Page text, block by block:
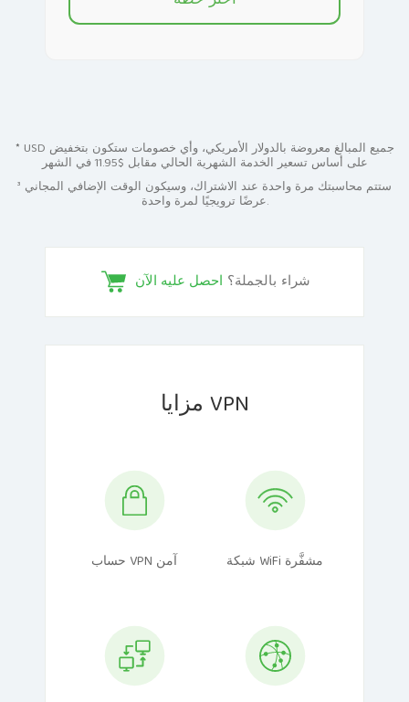
* USD جميع المبالغ معروضة بالدولار الأمريكي، وأي خصومات ستكون بتخفيض
على أساس تسعير الخدمة الشهرية الحالي مقابل $11.95 في الشهر
³ ستتم محاسبتك مرة واحدة عند الاشتراك، وسيكون الوقت الإضافي المجاني
عرضًا ترويجيًا لمرة واحدة.
شراء بالجملة؟ احصل عليه الآن
مزايا VPN
حساب VPN آمن شبكة WiFi مشفَّرة